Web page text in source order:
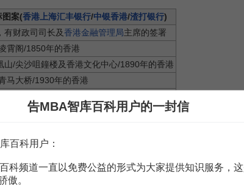
图案(香港上海汇丰银行/中银香港/渣打银行)
有财政司司长及 香港金融管理局主席的签署
霄阁/1850年的香港
山/尖沙咀鐘楼及香港文化中心/1890年的香港
马大桥/1930年的香港
维多利亚港/香港会展/2003年的香港
汇丰银行
告MBA智库百科用户的一封信
百科用户：
科频道一直以免费公益的形式为大家提供知识服务，
傲。